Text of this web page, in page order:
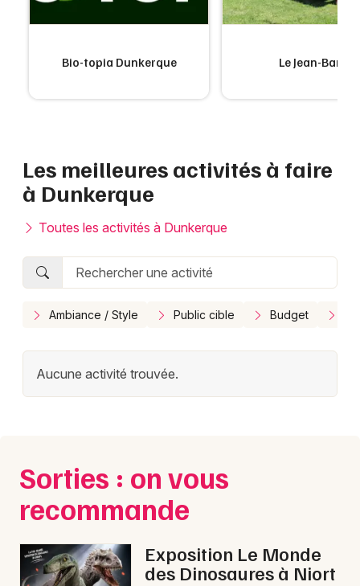
59 - Nord
Mon email
Bio-topia Dunkerque Le Jean-Bart
Les meilleures activités à faire
à Dunkerque
Toutes les activités à Dunkerque
Ambiance / Style Public cible Budget
Aucune activité trouvée.
Sorties : on vous
recommande
Exposition Le Monde
des Dinosaures à Niort